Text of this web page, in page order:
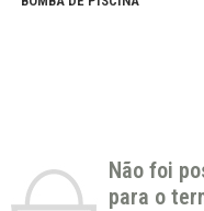
Não foi
para o